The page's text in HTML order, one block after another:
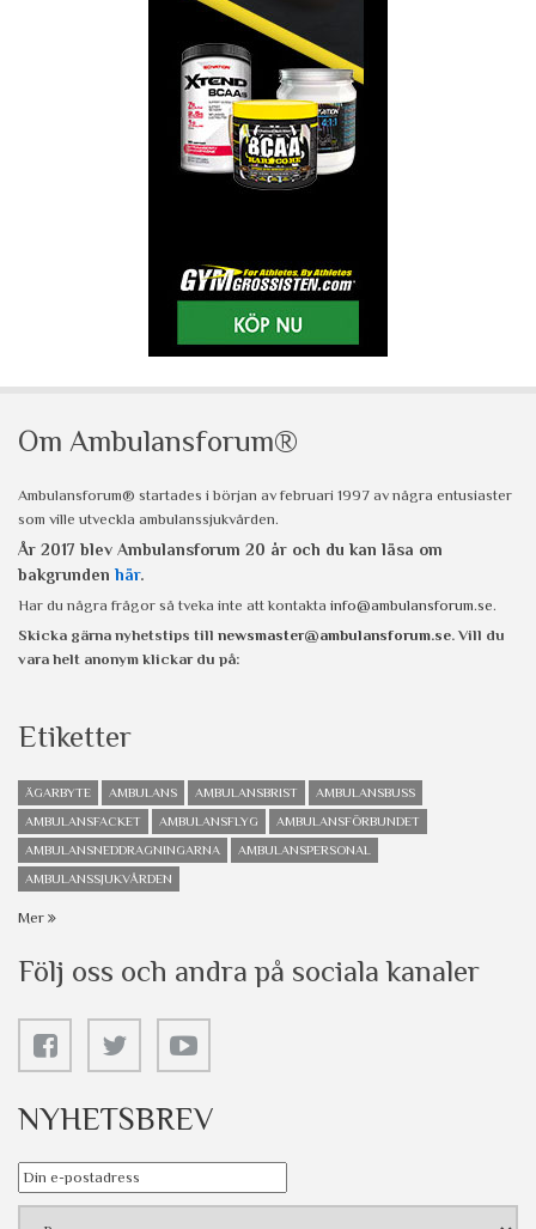
Om Ambulansforum®
Ambulansforum® startades i början av februari 1997 av några entusiaster
som ville utveckla ambulanssjukvården.
År 2017 blev Ambulansforum 20 år och du kan läsa om
bakgrunden här.
Har du några frågor så tveka inte att kontakta info@ambulansforum.se.
Skicka gärna nyhetstips till newsmaster@ambulansforum.se. Vill du
vara helt anonym klickar du på:
Etiketter
ÄGARBYTE AMBULANS AMBULANSBRIST
AMBULANSBUSS
AMBULANSFACKET
AMBULANSFLYG
AMBULANSFÖRBUNDET
AMBULANSNEDDRAGNINGARNA
AMBULANSPERSONAL
AMBULANSSJUKVÅRDEN
Mer
Följ oss och andra på sociala kanaler
NYHETSBREV